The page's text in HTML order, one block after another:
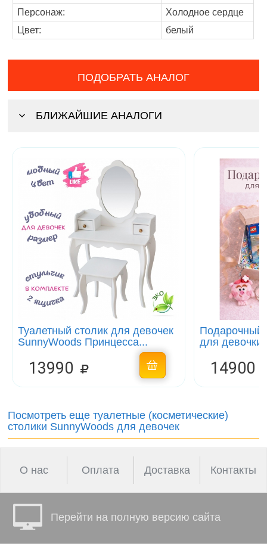
Персонаж:
Холодное сердце
Цвет:
белый
ПОДОБРАТЬ АНАЛОГ
БЛИЖАЙШИЕ АНАЛОГИ
Туалетный столик для девочек
SunnyWoods Принцесса...
13990
Подарочный
для девочки
14900
Посмотреть еще туалетные (косметические)
столики SunnyWoods для девочек
О нас Оплата Доставка Контакты
Перейти на полную версию сайта